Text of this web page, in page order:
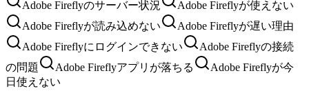
Adobe Fireflyのサーバー状況
Adobe Fireflyが使えない
Adobe Fireflyが読み込めない
Adobe Fireflyが遅い理由
Adobe Fireflyにログインできない
Adobe Fireflyの接続
の問題
Adobe Fireflyアプリが落ちる
Adobe Fireflyが今
日使えない